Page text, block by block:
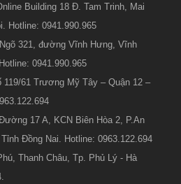
Building 18 Đ. Tam Trinh, Mai
Hotline: 0941.990.965
321, đường Vĩnh Hưng, Vĩnh
0941.990.965
119/61 Trương Mỹ Tây – Quận 12 –
17 A, KCN Biên Hòa 2, P.An
Đồng Nai. Hotline: 0963.122.694
Thanh Châu, Tp. Phủ Lý - Hà